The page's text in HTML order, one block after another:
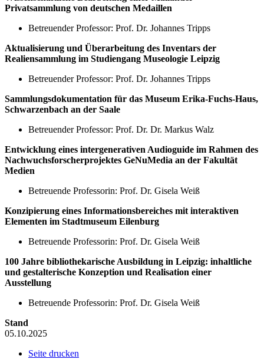
Privatsammlung von deutschen Medaillen
Betreuender Professor: Prof. Dr. Johannes Tripps
Aktualisierung und Überarbeitung des Inventars der
Realiensammlung im Studiengang Museologie Leipzig
Betreuender Professor: Prof. Dr. Johannes Tripps
Sammlungsdokumentation für das Museum Erika-Fuchs-Haus,
Schwarzenbach an der Saale
Betreuender Professor: Prof. Dr. Dr. Markus Walz
Entwicklung eines intergenerativen Audioguide im Rahmen des
Nachwuchsforscherprojektes GeNuMedia an der Fakultät
Medien
Betreuende Professorin: Prof. Dr. Gisela Weiß
Konzipierung eines Informationsbereiches mit interaktiven
Elementen im Stadtmuseum Eilenburg
Betreuende Professorin: Prof. Dr. Gisela Weiß
100 Jahre bibliothekarische Ausbildung in Leipzig: inhaltliche
und gestalterische Konzeption und Realisation einer
Ausstellung
Betreuende Professorin: Prof. Dr. Gisela Weiß
Stand
05.10.2025
Seite drucken